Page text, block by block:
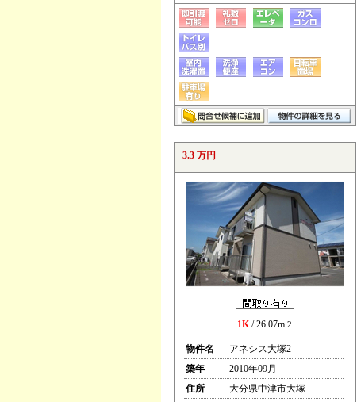
3.3 万円
1K/ 26.07m 2
物件名
アネシス大塚2
築年
2010年09月
住所
大分県中津市大塚